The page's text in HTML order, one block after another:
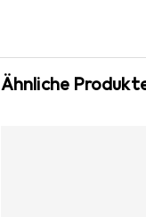
Ähnliche